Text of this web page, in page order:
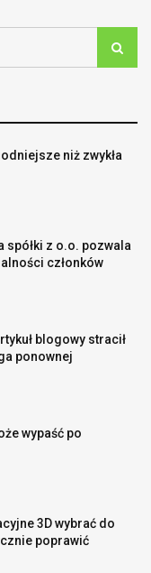
Search
niż zwykła
spółki z o.o. pozwala
członków
blogowy stracił
ponownej
wypaść po
3D wybrać do
poprawić